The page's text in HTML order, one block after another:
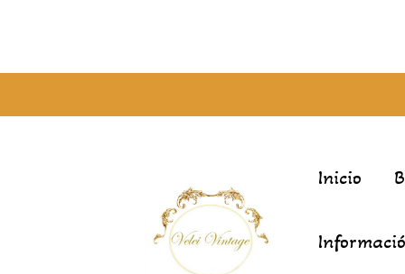
Inicio